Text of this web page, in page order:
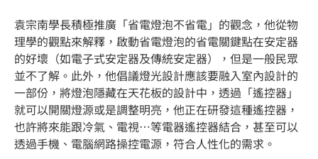
袁宗南學長積極推廣「省電燈泡不省電」的觀念，他從物
理學的觀點來解釋，啟動省電燈泡的省電關鍵點在安定器
的好壞（如電子式安定器及傳統安定器），但是一般民眾
並不了解。此外，他倡議燈光設計應該要融入室內設計的
一部份，將燈泡隱藏在天花板的設計中，透過「遙控器」
就可以開關燈源或是調整明亮，他正在研發這種遙控器，
也許將來能跟冷氣、電視…等電器遙控器結合，甚至可以
透過手機、電腦網路操控電源，符合人性化的需求。